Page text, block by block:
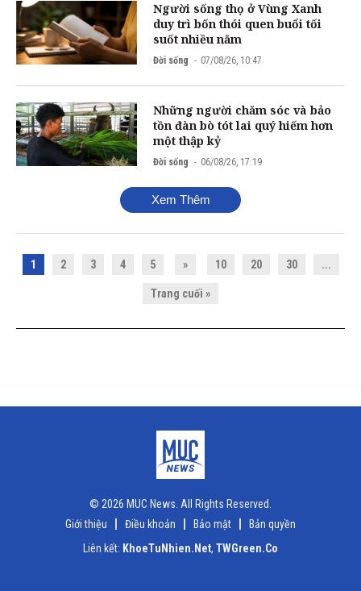
Người sống thọ ở Vùng Xanh
duy trì bốn thói quen buổi tối
suốt nhiều năm
Đời sống 07/08/26, 10:47
Những người chăm sóc và bảo
tồn đàn bò tót lai quý hiếm hơn
một thập kỷ
Đời sống 06/08/26, 17:19
Xem Thêm
1 2 3 4 5 » 10 20 30 ...
Trang cuối »
© 2026 MUC News. All Rights Reserved.
Giới thiệu
Điều khoản Bảo mật
Bản quyền
Liên kết: KhoeTuNhien.Net, TWGreen.Co